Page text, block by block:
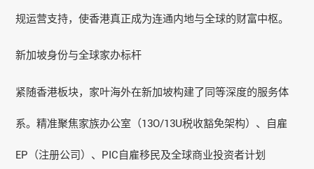
规运营支持，使香港真正成为连通内地与全球的财富中枢。
新加坡身份与全球家办标杆
紧随香港板块，家叶海外在新加坡构建了同等深度的服务体
系。精准聚焦家族办公室（13O/13U税收豁免架构）、自雇
EP（注册公司）、PIC自雇移民及全球商业投资者计划